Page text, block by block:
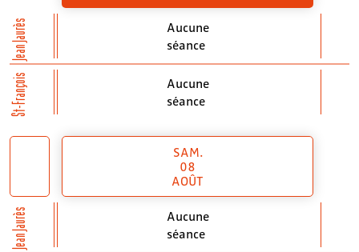
Jean Jaurès
St-François
Aucune
séance
Aucune
séance
Jean Jaurès
SAM.
08
AOÛT
Aucune
séance